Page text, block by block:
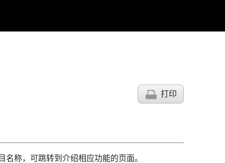
打印
名称，可跳转到介绍相应功能的页面。